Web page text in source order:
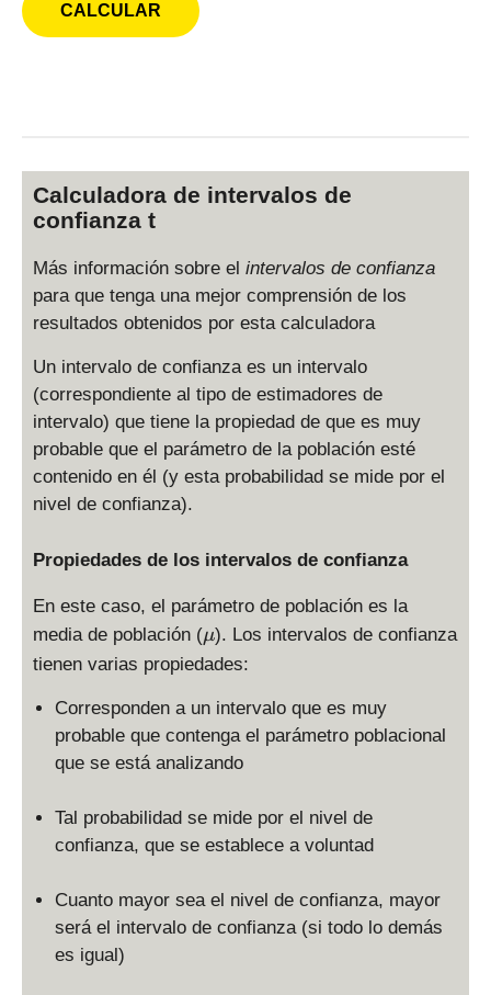
Calculadora de intervalos de
confianza t
Más información sobre el intervalos de confianza
para que tenga una mejor comprensión de los
resultados obtenidos por esta calculadora
Un intervalo de confianza es un intervalo
(correspondiente al tipo de estimadores de
intervalo) que tiene la propiedad de que es muy
probable que el parámetro de la población esté
contenido en él (y esta probabilidad se mide por el
nivel de confianza).
Propiedades de los intervalos de confianza
En este caso, el parámetro de población es la
media de población (\
m
μ). Los intervalos de confianza
tienen varias propiedades:
Corresponden a un intervalo que es muy
probable que contenga el parámetro poblacional
que se está analizando
Tal probabilidad se mide por el nivel de
confianza, que se establece a voluntad
Cuanto mayor sea el nivel de confianza, mayor
será el intervalo de confianza (si todo lo demás
es igual)